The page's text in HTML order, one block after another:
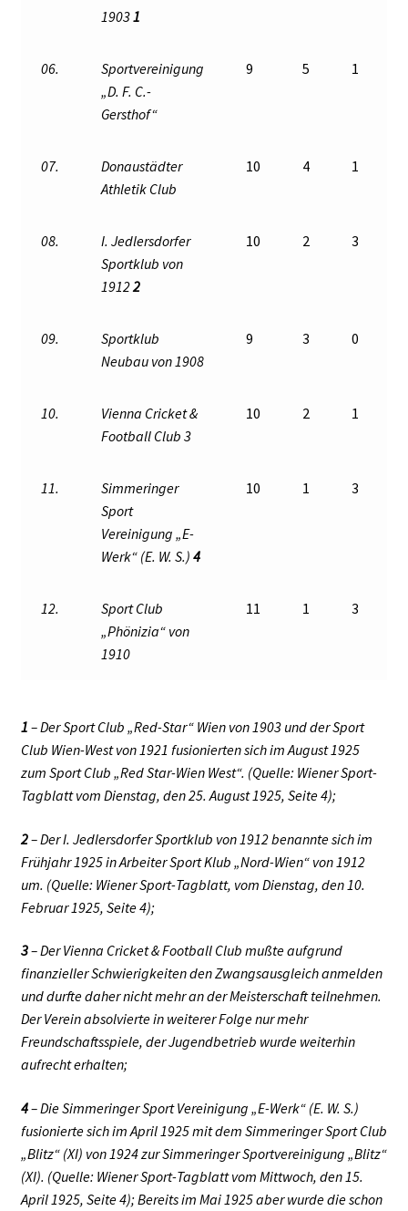
19031
06.
Sportvereinigung
„D. F. C.-
Gersthof“
9 5 1
07.
Donaustädter
Athletik Club
10 4 1
08.
I. Jedlersdorfer
Sportklub von
19122
10 2 3
09.
Sportklub
Neubau von 1908
9 3 0
10.
Vienna Cricket &
Football Club 3
10 2 1
11.
Simmeringer
Sport
Vereinigung „E-
Werk“ (E. W. S.)4
10 1 3
12.
Sport Club
„Phönizia“ von
1910
11 1 3
1 – Der Sport Club „Red-Star“ Wien von 1903 und der Sport
Club Wien-West von 1921 fusionierten sich im August 1925
zum Sport Club „Red Star-Wien West“. (Quelle: Wiener Sport-
Tagblatt vom Dienstag, den 25. August 1925, Seite 4);
2– Der I. Jedlersdorfer Sportklub von 1912 benannte sich im
Frühjahr 1925 in Arbeiter Sport Klub „Nord-Wien“ von 1912
um. (Quelle: Wiener Sport-Tagblatt, vom Dienstag, den 10.
Februar 1925, Seite 4);
3– Der Vienna Cricket & Football Club mußte aufgrund
finanzieller Schwierigkeiten den Zwangsausgleich anmelden
und durfte daher nicht mehr an der Meisterschaft teilnehmen.
Der Verein absolvierte in weiterer Folge nur mehr
Freundschaftsspiele, der Jugendbetrieb wurde weiterhin
aufrecht erhalten;
4– Die Simmeringer Sport Vereinigung „E-Werk“ (E. W. S.)
fusionierte sich im April 1925 mit dem Simmeringer Sport Club
„Blitz“ (XI) von 1924 zur Simmeringer Sportvereinigung „Blitz“
(XI). (Quelle: Wiener Sport-Tagblatt vom Mittwoch, den 15.
April 1925, Seite 4); Bereits im Mai 1925 aber wurde die schon